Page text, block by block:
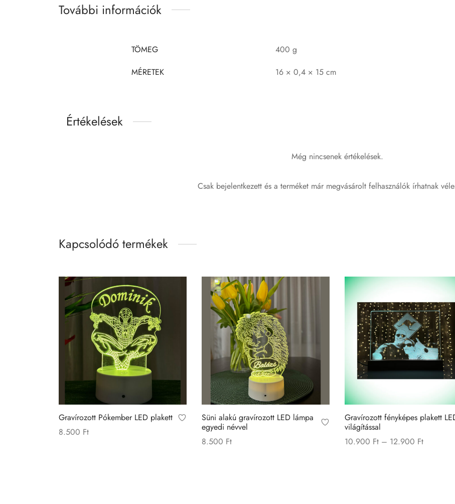
További információk
TÖMEG
400 g
MÉRETEK
16 × 0,4 × 15 cm
Értékelések
Még nincsenek értékelések.
Csak bejelentkezett és a terméket már megvásárolt felhasználók írhatnak
Kapcsolódó termékek
Gravírozott Pókember LED plakett
8.500 Ft
Süni alakú gravírozott LED lámpa
egyedi névvel
8.500 Ft
Gravírozott fényképes plakett
világítással
10.900 Ft – 12.900 FtPrice